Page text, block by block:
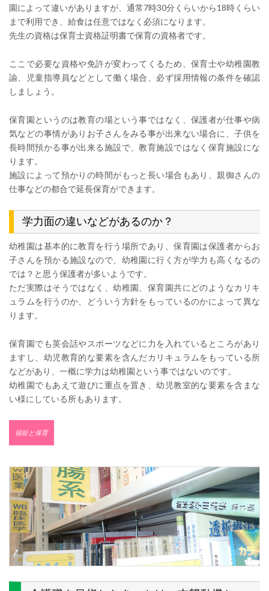
園によって違いがありますが、通常7時30分くらいから18時くらい
まで利用でき、給食は任意ではなく必須になります。
先生の資格は保育士資格証明書で保育の資格者です。
ここで必要な資格や免許が変わってくるため、保育士や幼稚園教
諭、児童指導員などとして働く場合、必ず採用情報の条件を確認
しましょう。
保育園というのは教育の場という事ではなく、保護者が仕事や病
気などの事情がありお子さんをみる事が出来ない場合に、子供を
長時間預かる事が出来る施設で、教育施設ではなく保育施設にな
ります。
施設によって預かりの時間がもっと長い場合もあり、親御さんの
仕事などの都合で延長保育ができます。
学力面の違いなどがあるのか？
幼稚園は基本的に教育を行う場所であり、保育園は保護者からお
子さんを預かる施設なので、幼稚園に行く方が学力も高くなるの
では？と思う保護者が多いようです。
ただ実際はそうではなく、幼稚園、保育園共にどのようなカリキ
ュラムを行うのか、どういう方針をもっているのかによって異な
ります。
保育園でも英会話やスポーツなどに力を入れているところがあり
ますし、幼児教育的な要素を含んだカリキュラムをもっている所
などがあり、一概に学力は幼稚園という事ではないのです。
幼稚園でもあえて遊びに重点を置き、幼児教室的な要素を含まな
い様にしている所もあります。
福祉と保育